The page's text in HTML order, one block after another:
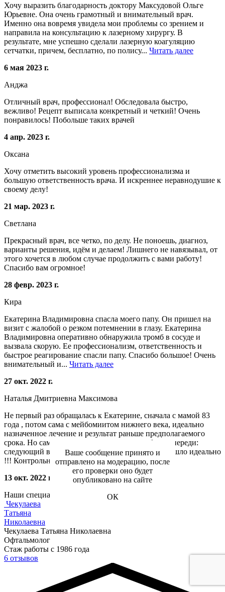
Хочу выразить благодарность доктору Максудовой Ольге
Юрьевне. Она очень грамотный и внимательный врач.
Именно она вовремя увидела мои проблемы со зрением и
направила на консультацию к лазерному хирургу. В
результате, мне успешно сделали лазерную коагуляцию
сетчатки, причем, бесплатно, по полису... Читать далее
6 мая 2023 г.
Анджа
Отличный врач, профессионал! Обследовала быстро,
вежливо! Рецепт выписала конкретный и четкий! Очень
понравилось! Побольше таких врачей
4 апр. 2023 г.
Оксана
Хочу отметить высокий уровень профессионализма и
большую ответственность врача. И искреннее неравнодушие к
своему делу!
21 мар. 2023 г.
Светлана
Прекрасный врач, все четко, по делу. Не поноешь, диагноз,
варианты решения, идём и делаем! Лишнего не навязывал, от
этого хочется в любом случае продолжить с вами работу!
Спасибо вам огромное!
28 февр. 2023 г.
Кира
Екатерина Владимировна спасла моего папу. Он пришел на
визит с жалобой о резком потемнении в глазу. Екатерина
Владимировна оперативно обнаружила тромб в сосуде и
вызвала скорую. Ее профессионализм, ответственность и
быстрое реагирование спасли папу. Спасибо большое! Очень
внимательный и... Читать далее
27 окт. 2022 г.
Наталья Дмитриевна Максимова
Не первый раз обращалась к Екатерине, сначала с мамой 83
года , потом сама с мейбомиитом нижнего века, идеально
назначенное лечение и результат раньше предполагаемого
срока. Но самая приятная неожиданность была впереди:
следующий визит и удаление папиллом : все прошло идеально
!!! Контрольный визит...Читать далее
13 окт. 2022 г.
Наши специалисты
Чекулаева
Татьяна
Николаевна
Чекулаева Татьяна Николаевна
Офтальмолог
Стаж работы с 1986 года
6 отзывов
Ваше сообщение принято и
отправлено на модерацию, после
его проверки оно будет
опубликовано на сайте
ОК